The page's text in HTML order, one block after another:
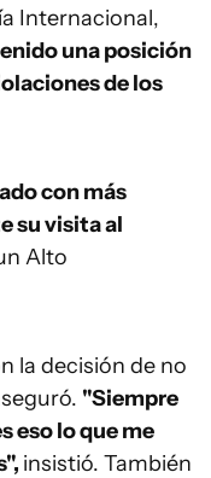
Internacional,
una posición
de los
con más
su visita al
Alto
la decisión de no
"Siempre
eso lo que me
insistió. También